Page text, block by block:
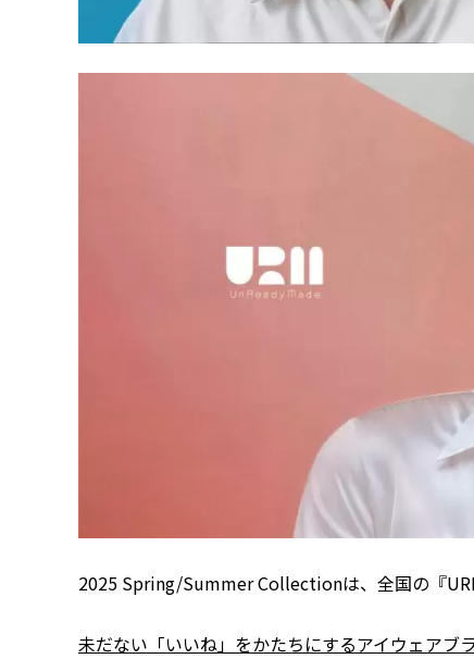
2025 Spring/Summer Collectionは、全国の『
未だない「いいね」をかたちにするアイウェアブ